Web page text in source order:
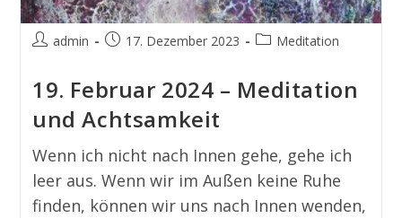
admin 17. Dezember 2023 Meditation
19. Februar 2024 – Meditation
und Achtsamkeit
Wenn ich nicht nach Innen gehe, gehe ich
leer aus. Wenn wir im Außen keine Ruhe
finden, können wir uns nach Innen wenden,